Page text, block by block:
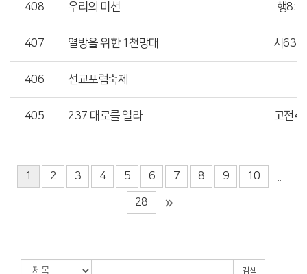
408 우리의 미션 행
407 열방을 위한 1천망대 시
406 선교포럼축제
405 237 대로를 열라 고전
1 2 3 4 5 6 7 8 9 10
28
검색